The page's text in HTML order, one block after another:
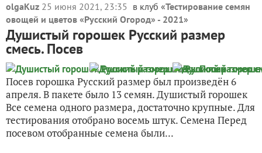
olgaKuz 25 июня 2021, 23:35 в клуб «Тестирование семян
овощей и цветов «Русский Огород» - 2021»
Душистый горошек Русский размер
смесь. Посев
Посев горошка Русский размер был произведён 6
апреля. В пакете было 13 семян. Душистый горошек
Все семена одного размера, достаточно крупные. Для
тестирования отобрано восемь штук. Семена Перед
посевом отобранные семена были...